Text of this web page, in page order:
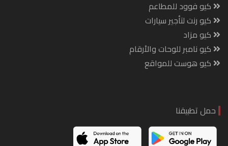
كيو فوود للمطاعم
كيو رنت لتأجير سيارات
كيو مزاد
كيو نامبر للوحات والأرقام
كيو هوست للمواقع
حمل تطبيقنا